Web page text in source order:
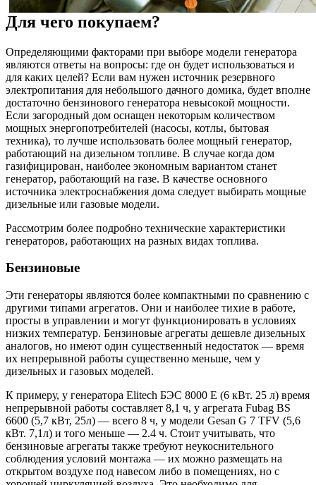
Для чего покупаем?
Определяющими факторами при выборе модели генератора
являются ответы на вопросы: где он будет использоваться и
для каких целей? Если вам нужен источник резервного
электропитания для небольшого дачного домика, будет вполне
достаточно бензинового генератора невысокой мощности.
Если загородный дом оснащен некоторым количеством
мощных энергопотребителей (насосы, котлы, бытовая
техника), то лучше использовать более мощный генератор,
работающий на дизельном топливе. В случае когда дом
газифицирован, наиболее экономным вариантом станет
генератор, работающий на газе. В качестве основного
источника электроснабжения дома следует выбирать мощные
дизельные или газовые модели.
Рассмотрим более подробно технические характеристики
генераторов, работающих на разных видах топлива.
Бензиновые
Эти генераторы являются более компактными по сравнению с
другими типами агрегатов. Они и наиболее тихие в работе,
просты в управлении и могут функционировать в условиях
низких температур. Бензиновые агрегаты дешевле дизельных
аналогов, но имеют один существенный недостаток — время
их непрерывной работы существенно меньше, чем у
дизельных и газовых моделей.
К примеру, у генератора Elitech БЭС 8000 Е (6 кВт. 25 л) время
непрерывной работы составляет 8,1 ч, у агрегата Fubag BS
6600 (5,7 кВт, 25л) — всего 8 ч, у модели Gesan G 7 TFV (5,6
кВт. 7,1л) и того меньше — 2.4 ч. Стоит учитывать, что
бензиновые агрегаты также требуют неукоснительного
соблюдения условий монтажа — их можно размещать на
открытом воздухе под навесом либо в помещениях, но с